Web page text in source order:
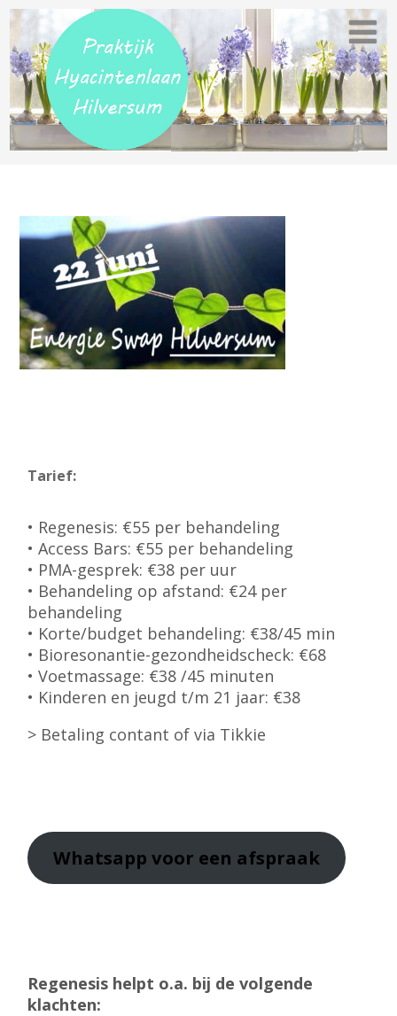
Tarief:
• Regenesis: €55 per behandeling
• Access Bars: €55 per behandeling
• PMA-gesprek: €38 per uur
• Behandeling op afstand: €24 per
behandeling
• Korte/budget behandeling: €38/45 min
• Bioresonantie-gezondheidscheck: €68
• Voetmassage: €38 /45 minuten
• Kinderen en jeugd t/m 21 jaar: €38
> Betaling contant of via Tikkie
Whatsapp voor een afspraak
Regenesis helpt o.a. bij de volgende
klachten: